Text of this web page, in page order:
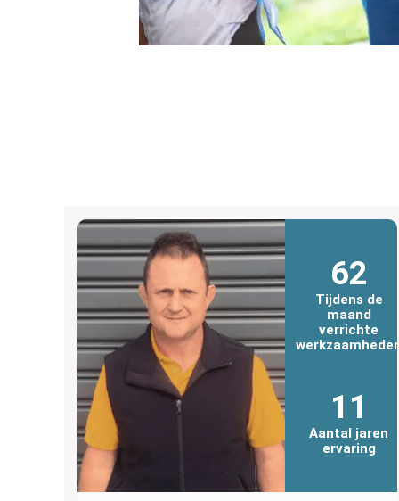
62
Tijdens de
maand
verrichte
11
Aantal jaren
ervaring